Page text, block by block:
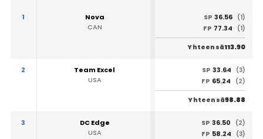
1
Nova
CAN
SP 36.56 (1)
FP 77.34 (1)
Yhteensä113.90
2
Team Excel
USA
SP 33.64
(3)
FP 65.24 (2)
Yhteensä98.88
3
DC Edge
USA
SP 36.50
(2)
FP 58.24 (3)